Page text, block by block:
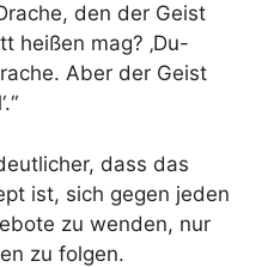
den der Geist
heißen mag? ‚Du-
Aber der Geist
dass das
ist, sich gegen jeden
zu wenden, nur
zu folgen.